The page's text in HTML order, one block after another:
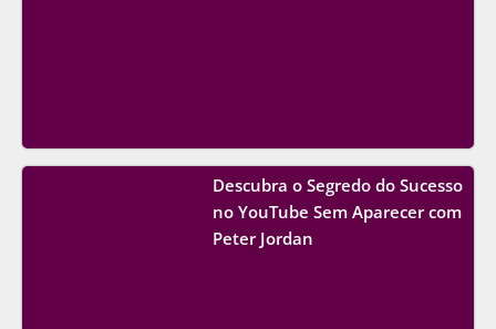
Descubra o Segredo do Sucesso
no YouTube Sem Aparecer com
Peter Jordan